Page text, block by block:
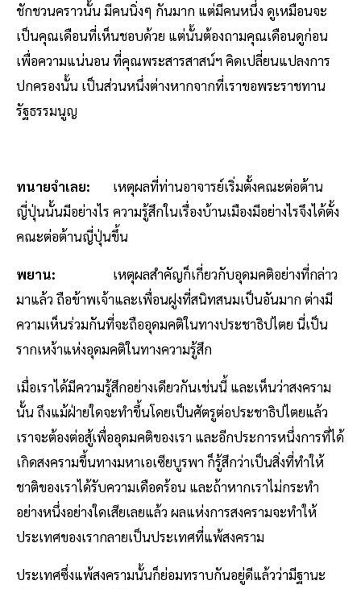
ชักชวนคราวนั้น มีคนนิ่งๆ กันมาก แต่มีคนหนึ่ง ดูเหมือนจะ
เป็นคุณเดือนที่เห็นชอบด้วย แต่นั้นต้องถามคุณเดือนดูก่อน
เพื่อความแน่นอน ที่คุณพระสารสาสน์ฯ คิดเปลี่ยนแปลงการ
ปกครองนั้น เป็นส่วนหนึ่งต่างหากจากที่เราขอพระราชทาน
รัฐธรรมนูญ
ทนายจำเลย:
เหตุผลที่ท่านอาจารย์เริ่มตั้งคณะต่อต้าน
ญี่ปุ่นนั้นมีอย่างไร ความรู้สึกในเรื่องบ้านเมืองมีอย่างไรจึงได้ตั้ง
คณะต่อต้านญี่ปุ่นขึ้น
พยาน:
เหตุผลสำคัญก็เกี่ยวกับอุดมคติอย่างที่กล่าว
มาแล้ว ถือข้าพเจ้าและเพื่อนฝูงที่สนิทสนมเป็นอันมาก ต่างมี
ความเห็นร่วมกันที่จะถืออุดมคติในทางประชาธิปไตย นี่เป็น
รากเหง้าแห่งอุดมคติในทางความรู้สึก
เมื่อเราได้มีความรู้สึกอย่างเดียวกันเช่นนี้ และเห็นว่าสงคราม
นั้น ถึงแม้ฝ่ายใดจะทำขึ้นโดยเป็นศัตรูต่อประชาธิปไตยแล้ว
เราจะต้องต่อสู้เพื่ออุดมคติของเรา และอีกประการหนึ่งการที่ได้
เกิดสงครามขึ้นทางมหาเอเซียบูรพา ก็รู้สึกว่าเป็นสิ่งที่ทำให้
ชาติของเราได้รับความเดือดร้อน และถ้าหากเราไม่กระทำ
อย่างหนึ่งอย่างใดเสียเลยแล้ว ผลแห่งการสงครามจะทำให้
ประเทศของเรากลายเป็นประเทศที่แพ้สงคราม
ประเทศซึ่งแพ้สงครามนั้นก็ย่อมทราบกันอยู่ดีแล้วว่ามีฐานะ